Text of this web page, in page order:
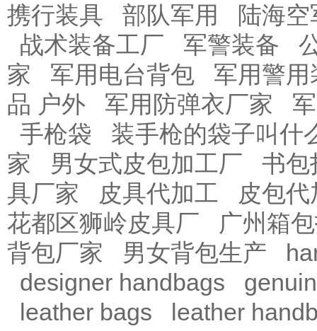
携行装具
部队军用
陆海
战术装备工厂
军警装备
家
军用电台背包
军用警
品 户外
军用防弹衣厂家
手枪袋
装手枪的袋子叫什
家
男女式皮包加工厂
书包
具厂家
皮具代加工
皮包
花都区狮岭皮具厂
广州箱
背包厂家
男女背包生产
designer handbags
leather bags
leather